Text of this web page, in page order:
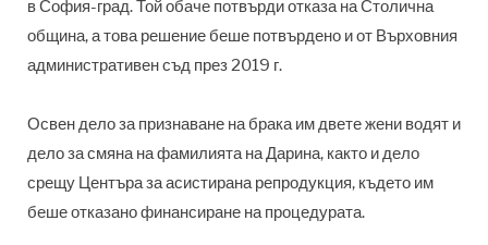
в София-град. Той обаче потвърди отказа на Столична
община, а това решение беше потвърдено и от Върховния
административен съд през 2019 г.
Освен дело за признаване на брака им двете жени водят и
дело за смяна на фамилията на Дарина, както и дело
срещу Центъра за асистирана репродукция, където им
беше отказано финансиране на процедурата.